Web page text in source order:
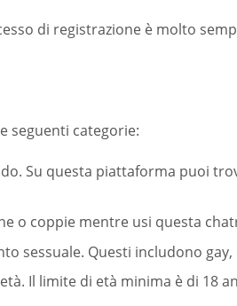
di registrazione è molto
seguenti categorie:
Su questa piattaforma puoi
o coppie mentre usi questa
sessuale. Questi includono
Il limite di età minima è di 18